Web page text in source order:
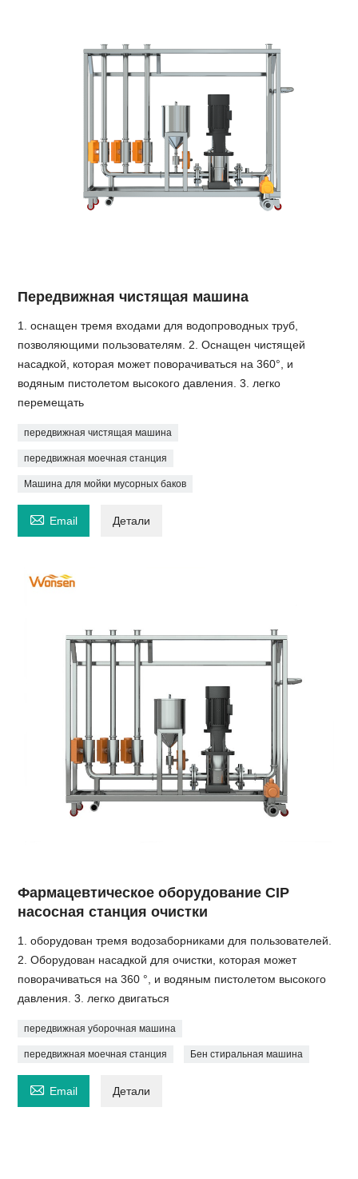
Передвижная чистящая машина
1. оснащен тремя входами для водопроводных труб,
позволяющими пользователям. 2. Оснащен чистящей
насадкой, которая может поворачиваться на 360°, и
водяным пистолетом высокого давления. 3. легко
перемещать
передвижная чистящая машина
передвижная моечная станция
Машина для мойки мусорных баков
 Email Детали
Фармацевтическое оборудование CIP
насосная станция очистки
1. оборудован тремя водозаборниками для пользователей.
2. Оборудован насадкой для очистки, которая может
поворачиваться на 360 °, и водяным пистолетом высокого
давления. 3. легко двигаться
передвижная уборочная машина
передвижная моечная станция Бен стиральная машина
 Email Детали